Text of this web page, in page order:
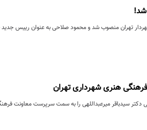
تهران منصوب شد و محمود صلاحی به عنوان رییس جدید
هنری شهرداری تهران
سیدباقر میرعبداللهی را به سمت سرپرست معاونت